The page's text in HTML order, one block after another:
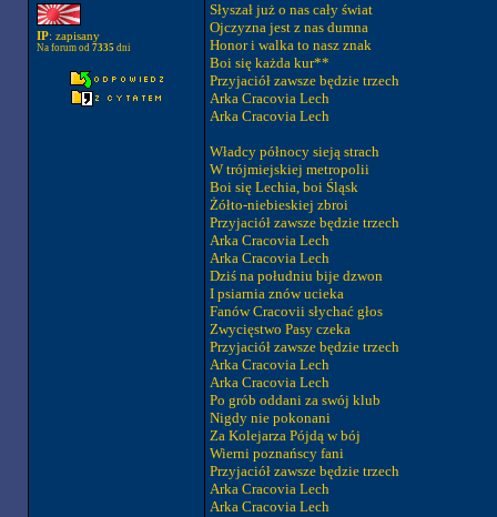
IP: zapisany
Na forum od 7335dni
Słyszał już o nas cały świat
Ojczyzna jest z nas dumna
Honor i walka to nasz znak
Boi się każda kur**
Przyjaciół zawsze będzie trzech
Arka Cracovia Lech
Arka Cracovia Lech
Władcy północy sieją strach
W trójmiejskiej metropolii
Boi się Lechia, boi Śląsk
Żółto-niebieskiej zbroi
Przyjaciół zawsze będzie trzech
Arka Cracovia Lech
Arka Cracovia Lech
Dziś na południu bije dzwon
I psiarnia znów ucieka
Fanów Cracovii słychać głos
Zwycięstwo Pasy czeka
Przyjaciół zawsze będzie trzech
Arka Cracovia Lech
Arka Cracovia Lech
Po grób oddani za swój klub
Nigdy nie pokonani
Za Kolejarza Pójdą w bój
Wierni poznańscy fani
Przyjaciół zawsze będzie trzech
Arka Cracovia Lech
Arka Cracovia Lech